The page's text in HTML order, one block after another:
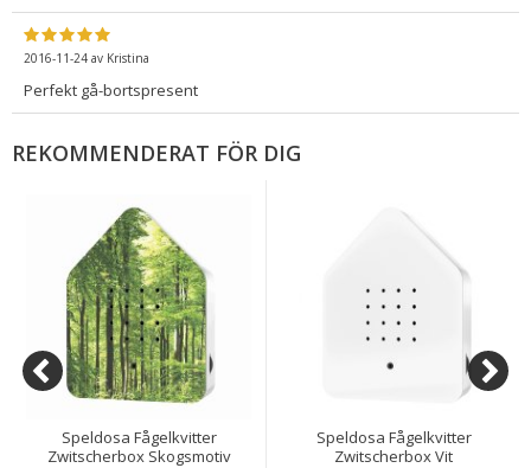
2016-11-24 av Kristina
Perfekt gå-bortspresent
REKOMMENDERAT FÖR DIG
Speldosa Fågelkvitter
Zwitscherbox Skogsmotiv
Speldosa Fågelkvitter
Zwitscherbox Vit